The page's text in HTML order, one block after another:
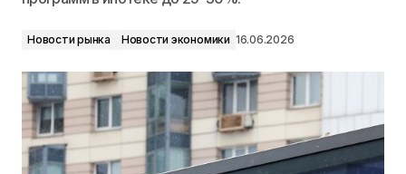
Новости рынка Новости экономики 16.06.2026